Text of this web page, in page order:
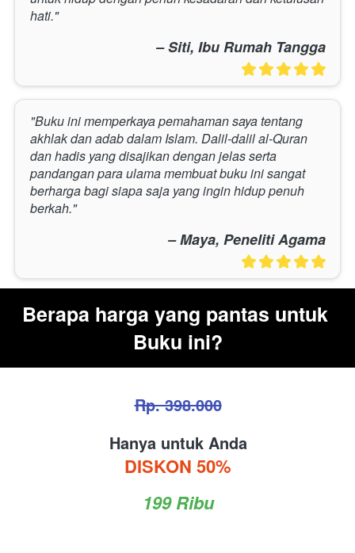
hati."
– Siti, Ibu Rumah Tangga
"Buku ini memperkaya pemahaman saya tentang
akhlak dan adab dalam Islam. Dalil-dalil al-Quran
dan hadis yang disajikan dengan jelas serta
pandangan para ulama membuat buku ini sangat
berharga bagi siapa saja yang ingin hidup penuh
berkah."
– Maya, Peneliti Agama
Berapa harga yang pantas untuk
Buku ini?
Rp. 398.000
Hanya untuk Anda
DISKON 50%
199 Ribu